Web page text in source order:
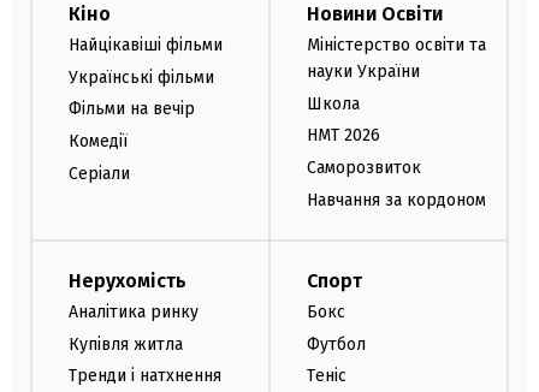
Кіно
Найцікавіші фільми
Українські фільми
Фільми на вечір
Комедії
Серіали
Новини Освіти
Міністерство освіти та
науки України
Школа
НМТ 2026
Саморозвиток
Навчання за кордоном
Нерухомість
Аналітика ринку
Купівля житла
Тренди і натхнення
Спорт
Бокс
Футбол
Теніс